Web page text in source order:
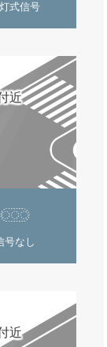
式信号
近
号なし
近